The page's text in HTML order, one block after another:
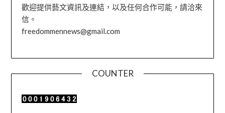
歡迎提供藝文資訊及連結，以及任何合作可能，請洽來
信。
freedommennews@gmail.com
COUNTER